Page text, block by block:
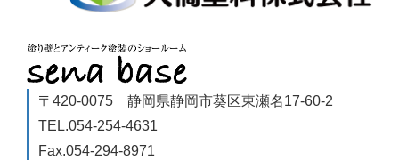
〒420-0075 静岡県静岡市葵区東瀬名17-60-2
TEL.054-254-4631
Fax.054-294-8971